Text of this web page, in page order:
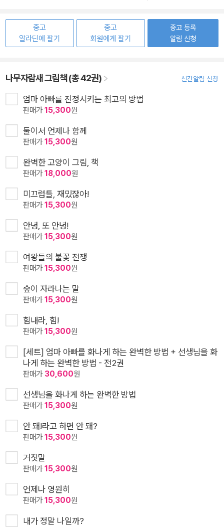
중고
알라딘에 팔기
중고
회원에게 팔기
중고 등록
알림 신청
나무자람새 그림책 (총 42권) 신간알림 신청
엄마 아빠를 진정시키는 최고의 방법
판매가15,300원
둘이서 언제나 함께
판매가15,300원
완벽한 고양이 그림, 책
판매가18,000원
미끄럼틀, 재밌잖아!
판매가15,300원
안녕, 또 안녕!
판매가15,300원
여왕들의 불꽃 전쟁
판매가15,300원
숲이 자라나는 말
판매가15,300원
힘내라, 힘!
판매가15,300원
[세트] 엄마 아빠를 화나게 하는 완벽한 방법 + 선생님을 화
나게 하는 완벽한 방법 - 전2권
판매가 30,600원
선생님을 화나게 하는 완벽한 방법
판매가15,300원
안 돼!라고 하면 안 돼?
판매가15,300원
거짓말
판매가15,300원
언제나 영원히
판매가15,300원
내가 정말 나일까?